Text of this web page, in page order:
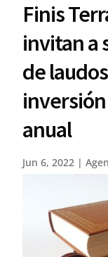
Finis
invitan a
de
anual
Jun 6, 2022 |